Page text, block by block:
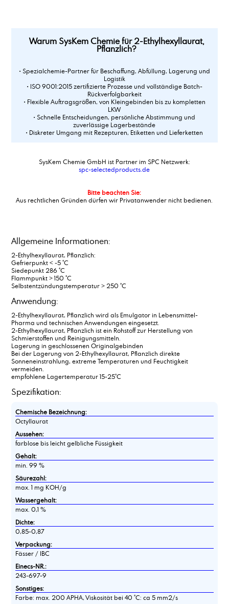
Warum SysKem Chemie für 2-Ethylhexyllaurat,
Pflanzlich?
• Spezialchemie-Partner für Beschaffung, Abfüllung, Lagerung und
Logistik
• ISO 9001:2015 zertifizierte Prozesse und vollständige Batch-
Rückverfolgbarkeit
• Flexible Auftragsgrößen, von Kleingebinden bis zu kompletten
LKW
• Schnelle Entscheidungen, persönliche Abstimmung und
zuverlässige Lagerbestände
• Diskreter Umgang mit Rezepturen, Etiketten und Lieferketten
SysKem Chemie GmbH ist Partner im SPC Netzwerk:
spc-selectedproducts.de
Bitte beachten Sie:
Aus rechtlichen Gründen dürfen wir Privatanwender nicht bedienen.
Allgemeine Informationen:
2-Ethylhexyllaurat, Pflanzlich:
Gefrierpunkt < -5 °C
Siedepunkt 286 °C
Flammpunkt > 150 °C
Selbstentzündungstemperatur > 250 °C
Anwendung:
2-Ethylhexyllaurat, Pflanzlich wird als Emulgator in Lebensmittel-
Pharma und technischen Anwendungen eingesetzt.
2-Ethylhexyllaurat, Pflanzlich ist ein Rohstoff zur Herstellung von
Schmierstoffen und Reinigungsmitteln.
Lagerung in geschlossenen Originalgebinden
Bei der Lagerung von 2-Ethylhexyllaurat, Pflanzlich direkte
Sonneneinstrahlung, extreme Temperaturen und Feuchtigkeit
vermeiden.
empfohlene Lagertemperatur 15-25°C
Spezifikation:
Chemische Bezeichnung:
Octyllaurat
Aussehen:
farblose bis leicht gelbliche Füssigkeit
Gehalt:
min. 99 %
Säurezahl:
max. 1 mg KOH/g
Wassergehalt:
max. 0,1 %
Dichte:
0,85-0,87
Verpackung:
Fässer / IBC
Einecs-NR.:
243-697-9
Sonstiges:
Farbe: max. 200 APHA, Viskosität bei 40 °C: ca 5 mm2/s